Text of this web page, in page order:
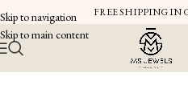
Skip to navigation
Skip to main content
FREE SHIPPING IN